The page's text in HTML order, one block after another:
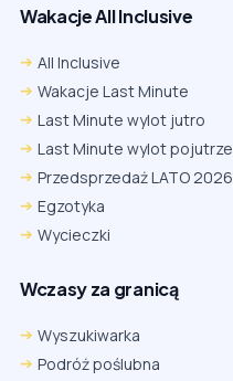
Wakacje All Inclusive
All Inclusive
Wakacje Last Minute
Last Minute wylot jutro
Last Minute wylot pojutrze
Przedsprzedaż LATO 2026
Egzotyka
Wycieczki
Wczasy za granicą
Wyszukiwarka
Podróż poślubna